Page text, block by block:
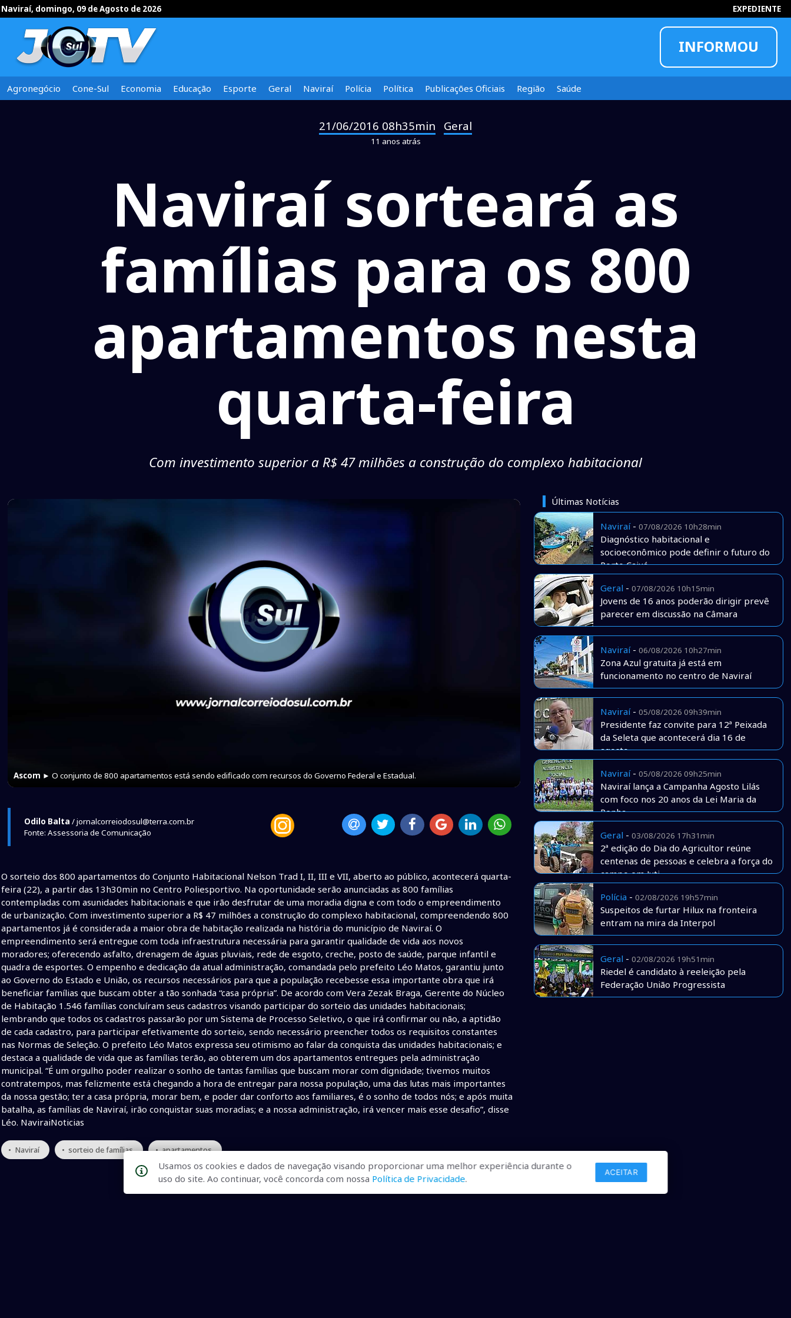
Naviraí, domingo, 09 de Agosto de 2026 EXPEDIENTE
INFORMOU
Agronegócio Cone-Sul Economia Educação Esporte Geral Naviraí Polícia Política Publicações Oficiais Região Saúde
21/06/2016 08h35min Geral
11 anos atrás
Naviraí sorteará as
famílias para os 800
apartamentos nesta
quarta-feira
Com investimento superior a R$ 47 milhões a construção do complexo habitacional
Ascom ► O conjunto de 800 apartamentos está sendo edificado com recursos do Governo Federal e Estadual.
Odilo Balta / jornalcorreiodosul@terra.com.br
Fonte: Assessoria de Comunicação
O sorteio dos 800 apartamentos do Conjunto Habitacional Nelson Trad I, II, III e VII, aberto ao público, acontecerá quarta-
feira (22), a partir das 13h30min no Centro Poliesportivo. Na oportunidade serão anunciadas as 800 famílias
contempladas com asunidades habitacionais e que irão desfrutar de uma moradia digna e com todo o empreendimento
de urbanização. Com investimento superior a R$ 47 milhões a construção do complexo habitacional, compreendendo 800
apartamentos já é considerada a maior obra de habitação realizada na história do município de Naviraí. O
empreendimento será entregue com toda infraestrutura necessária para garantir qualidade de vida aos novos
moradores; oferecendo asfalto, drenagem de águas pluviais, rede de esgoto, creche, posto de saúde, parque infantil e
quadra de esportes. O empenho e dedicação da atual administração, comandada pelo prefeito Léo Matos, garantiu junto
ao Governo do Estado e União, os recursos necessários para que a população recebesse essa importante obra que irá
beneficiar famílias que buscam obter a tão sonhada “casa própria”. De acordo com Vera Zezak Braga, Gerente do Núcleo
de Habitação 1.546 famílias concluíram seus cadastros visando participar do sorteio das unidades habitacionais;
lembrando que todos os cadastros passarão por um Sistema de Processo Seletivo, o que irá confirmar ou não, a aptidão
de cada cadastro, para participar efetivamente do sorteio, sendo necessário preencher todos os requisitos constantes
nas Normas de Seleção. O prefeito Léo Matos expressa seu otimismo ao falar da conquista das unidades habitacionais; e
destaca a qualidade de vida que as famílias terão, ao obterem um dos apartamentos entregues pela administração
municipal. “É um orgulho poder realizar o sonho de tantas famílias que buscam morar com dignidade; tivemos muitos
contratempos, mas felizmente está chegando a hora de entregar para nossa população, uma das lutas mais importantes
da nossa gestão; ter a casa própria, morar bem, e poder dar conforto aos familiares, é o sonho de todos nós; e após muita
batalha, as famílias de Naviraí, irão conquistar suas moradias; e a nossa administração, irá vencer mais esse desafio”, disse
Léo. NaviraiNoticias
• Naviraí • sorteio de famílias • apartamentos
Últimas Notícias
Naviraí- 07/08/2026 10h28min
Diagnóstico habitacional e
socioeconômico pode definir o futuro do
Porto Caiuá
Geral - 07/08/2026 10h15min
Jovens de 16 anos poderão dirigir prevê
parecer em discussão na Câmara
Naviraí- 06/08/2026 10h27min
Zona Azul gratuita já está em
funcionamento no centro de Naviraí
Naviraí- 05/08/2026 09h39min
Presidente faz convite para 12ª Peixada
da Seleta que acontecerá dia 16 de
agosto
Naviraí- 05/08/2026 09h25min
Naviraí lança a Campanha Agosto Lilás
com foco nos 20 anos da Lei Maria da
Penha
Geral - 03/08/2026 17h31min
2ª edição do Dia do Agricultor reúne
centenas de pessoas e celebra a força do
campo em Juti
Polícia - 02/08/2026 19h57min
Suspeitos de furtar Hilux na fronteira
entram na mira da Interpol
Geral - 02/08/2026 19h51min
Riedel é candidato à reeleição pela
Federação União Progressista
Usamos os cookies e dados de navegação visando proporcionar uma melhor experiência durante o
uso do site. Ao continuar, você concorda com nossa Política de Privacidade.
ACEITAR